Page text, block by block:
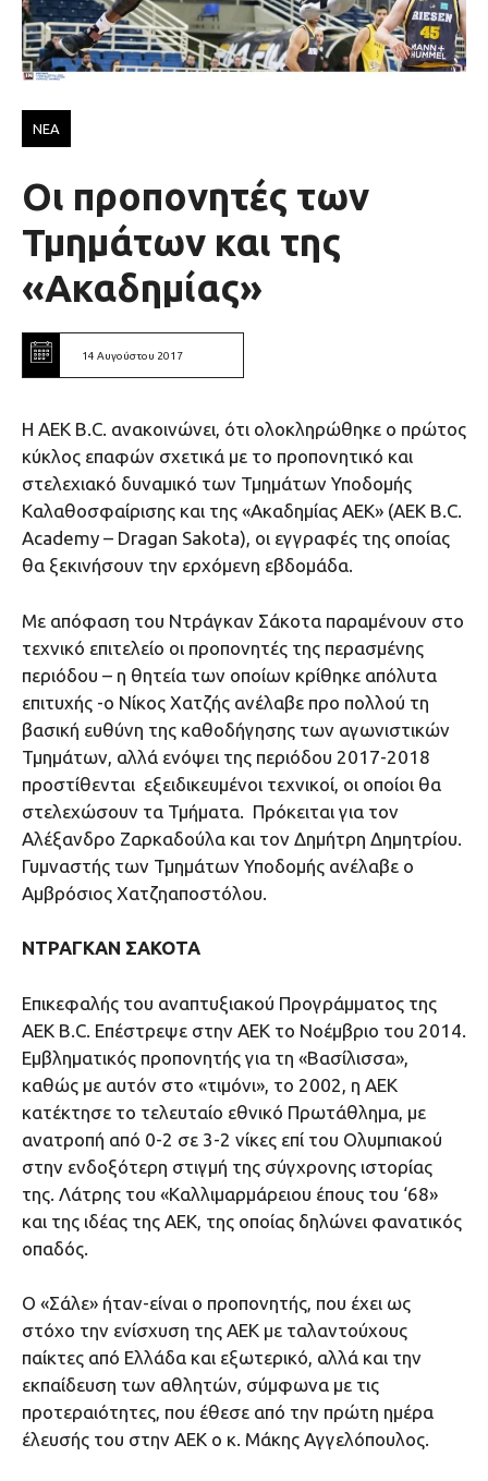
ΝΕΑ
Οι προπονητές των
Τμημάτων και της
«Ακαδημίας»
14 Αυγούστου 2017
Η ΑΕΚ Β.C. ανακοινώνει, ότι ολοκληρώθηκε ο πρώτος
κύκλος επαφών σχετικά με το προπονητικό και
στελεχιακό δυναμικό των Τμημάτων Υποδομής
Καλαθοσφαίρισης και της «Ακαδημίας ΑΕΚ» (AEK Β.C.
Academy – Dragan Sakota), οι εγγραφές της οποίας
θα ξεκινήσουν την ερχόμενη εβδομάδα.
Με απόφαση του Ντράγκαν Σάκοτα παραμένουν στο
τεχνικό επιτελείο οι προπονητές της περασμένης
περιόδου – η θητεία των οποίων κρίθηκε απόλυτα
επιτυχής -ο Νίκος Χατζής ανέλαβε προ πολλού τη
βασική ευθύνη της καθοδήγησης των αγωνιστικών
Τμημάτων, αλλά ενόψει της περιόδου 2017-2018
προστίθενται εξειδικευμένοι τεχνικοί, οι οποίοι θα
στελεχώσουν τα Τμήματα. Πρόκειται για τον
Αλέξανδρο Ζαρκαδούλα και τον Δημήτρη Δημητρίου.
Γυμναστής των Τμημάτων Υποδομής ανέλαβε ο
Αμβρόσιος Χατζηαποστόλου.
ΝΤΡΑΓΚΑΝ ΣΑΚΟΤΑ
Επικεφαλής του αναπτυξιακού Προγράμματος της
ΑΕΚ B.C. Επέστρεψε στην ΑΕΚ το Νοέμβριο του 2014.
Εμβληματικός προπονητής για τη «Βασίλισσα»,
καθώς με αυτόν στο «τιμόνι», το 2002, η ΑΕΚ
κατέκτησε το τελευταίο εθνικό Πρωτάθλημα, με
ανατροπή από 0-2 σε 3-2 νίκες επί του Ολυμπιακού
στην ενδοξότερη στιγμή της σύγχρονης ιστορίας
της. Λάτρης του «Καλλιμαρμάρειου έπους του ‘68»
και της ιδέας της ΑΕΚ, της οποίας δηλώνει φανατικός
οπαδός.
Ο «Σάλε» ήταν-είναι ο προπονητής, που έχει ως
στόχο την ενίσχυση της ΑΕΚ με ταλαντούχους
παίκτες από Ελλάδα και εξωτερικό, αλλά και την
εκπαίδευση των αθλητών, σύμφωνα με τις
προτεραιότητες, που έθεσε από την πρώτη ημέρα
έλευσής του στην ΑΕΚ ο κ. Μάκης Αγγελόπουλος.